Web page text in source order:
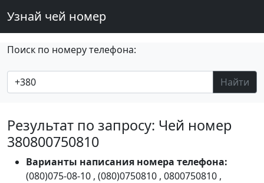
Узнай чей номер
Поиск по номеру телефона:
Найти
Результат по запросу: Чей номер
380800750810
Варианты написания номера телефона:
(080)075-08-10 , (080)0750810 , 0800750810 ,